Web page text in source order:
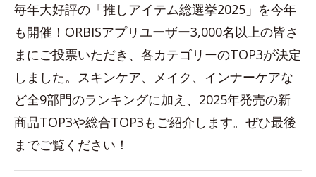
毎年大好評の「推しアイテム総選挙2025」を今年
も開催！ORBISアプリユーザー3,000名以上の皆さ
まにご投票いただき、各カテゴリーのTOP3が決定
しました。スキンケア、メイク、インナーケアな
ど全9部門のランキングに加え、2025年発売の新
商品TOP3や総合TOP3もご紹介します。ぜひ最後
までご覧ください！